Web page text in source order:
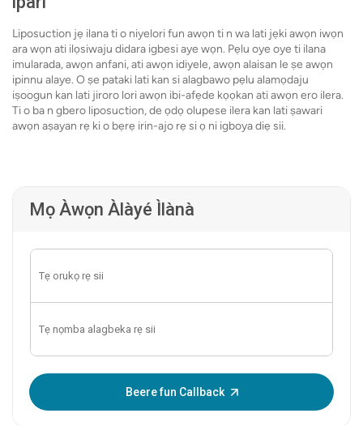
Liposuction jẹ ilana ti o niyelori fun awọn ti n wa lati jẹki awọn iwọn
ara wọn ati ilọsiwaju didara igbesi aye wọn. Pẹlu oye oye ti ilana
imularada, awọn anfani, ati awọn idiyele, awọn alaisan le ṣe awọn
ipinnu alaye. O ṣe pataki lati kan si alagbawo pẹlu alamọdaju
iṣoogun kan lati jiroro lori awọn ibi-afẹde kọọkan ati awọn ero ilera.
Ti o ba n gbero liposuction, de ọdọ olupese ilera kan lati ṣawari
awọn aṣayan rẹ ki o bẹrẹ irin-ajo rẹ si ọ ni igboya diẹ sii.
Mọ Àwọn Àlàyé Ìlànà
Beere fun Callback